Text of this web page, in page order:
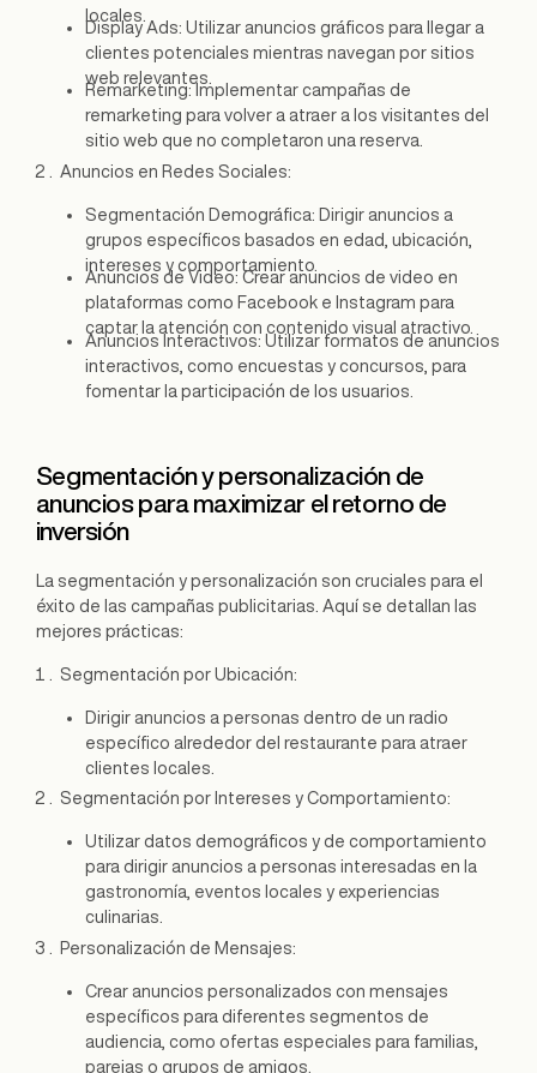
locales.
Display Ads: Utilizar anuncios gráficos para llegar a
clientes potenciales mientras navegan por sitios
web relevantes.
Remarketing: Implementar campañas de
remarketing para volver a atraer a los visitantes del
sitio web que no completaron una reserva.
Anuncios en Redes Sociales:
Segmentación Demográfica: Dirigir anuncios a
grupos específicos basados en edad, ubicación,
intereses y comportamiento.
Anuncios de Video: Crear anuncios de video en
plataformas como Facebook e Instagram para
captar la atención con contenido visual atractivo.
Anuncios Interactivos: Utilizar formatos de anuncios
interactivos, como encuestas y concursos, para
fomentar la participación de los usuarios.
Segmentación y personalización de
anuncios para maximizar el retorno de
inversión
La segmentación y personalización son cruciales para el
éxito de las campañas publicitarias. Aquí se detallan las
mejores prácticas:
Segmentación por Ubicación:
Dirigir anuncios a personas dentro de un radio
específico alrededor del restaurante para atraer
clientes locales.
Segmentación por Intereses y Comportamiento:
Utilizar datos demográficos y de comportamiento
para dirigir anuncios a personas interesadas en la
gastronomía, eventos locales y experiencias
culinarias.
Personalización de Mensajes:
Crear anuncios personalizados con mensajes
específicos para diferentes segmentos de
audiencia, como ofertas especiales para familias,
parejas o grupos de amigos.